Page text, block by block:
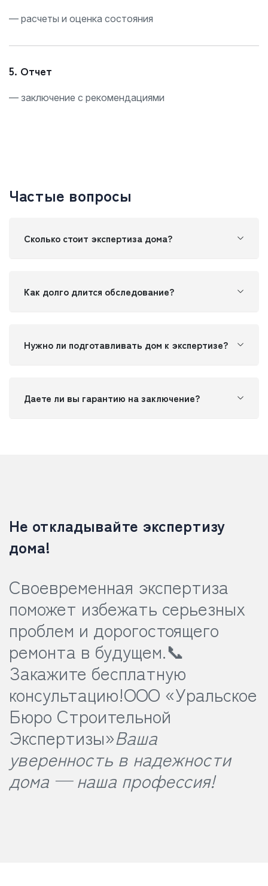
— расчеты и оценка состояния
5. Отчет
— заключение с рекомендациями
Частые вопросы
Сколько стоит экспертиза дома?
Как долго длится обследование?
Нужно ли подготавливать дом к экспертизе?
Даете ли вы гарантию на заключение?
Не откладывайте экспертизу
дома!
Своевременная экспертиза
поможет избежать серьезных
проблем и дорогостоящего
ремонта в будущем.📞
Закажите бесплатную
консультацию!ООО «Уральское
Бюро Строительной
Экспертизы»Ваша
уверенность в надежности
дома — наша профессия!